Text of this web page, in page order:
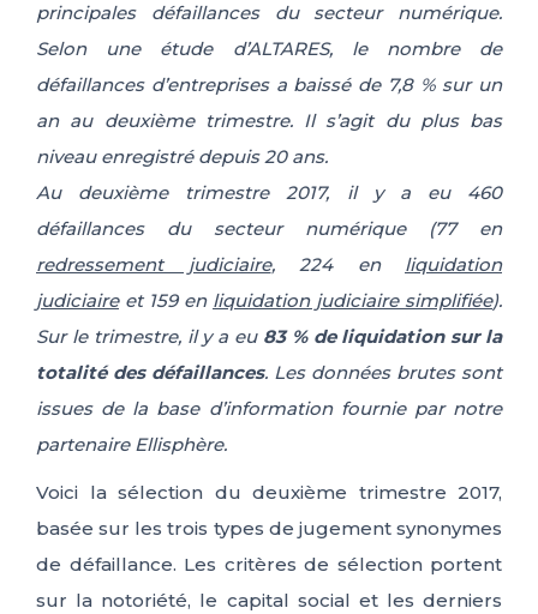
FR EN
principales défaillances du secteur numérique.
Selon une étude d’ALTARES, le nombre de
défaillances d’entreprises a baissé de 7,8 % sur un
an au deuxième trimestre. Il s’agit du plus bas
niveau enregistré depuis 20 ans.
Au deuxième trimestre 2017, il y a eu 460
défaillances du secteur numérique (77 en
redressement judiciaire, 224 en liquidation
judiciaireet 159 en liquidation judiciaire simplifiée).
Sur le trimestre, il y a eu 83 % de liquidation sur la
totalité des défaillances. Les données brutes sont
issues de la base d’information fournie par notre
partenaire Ellisphère.
Voici la sélection du deuxième trimestre 2017,
basée sur les trois types de jugement synonymes
de défaillance. Les critères de sélection portent
sur la notoriété, le capital social et les derniers